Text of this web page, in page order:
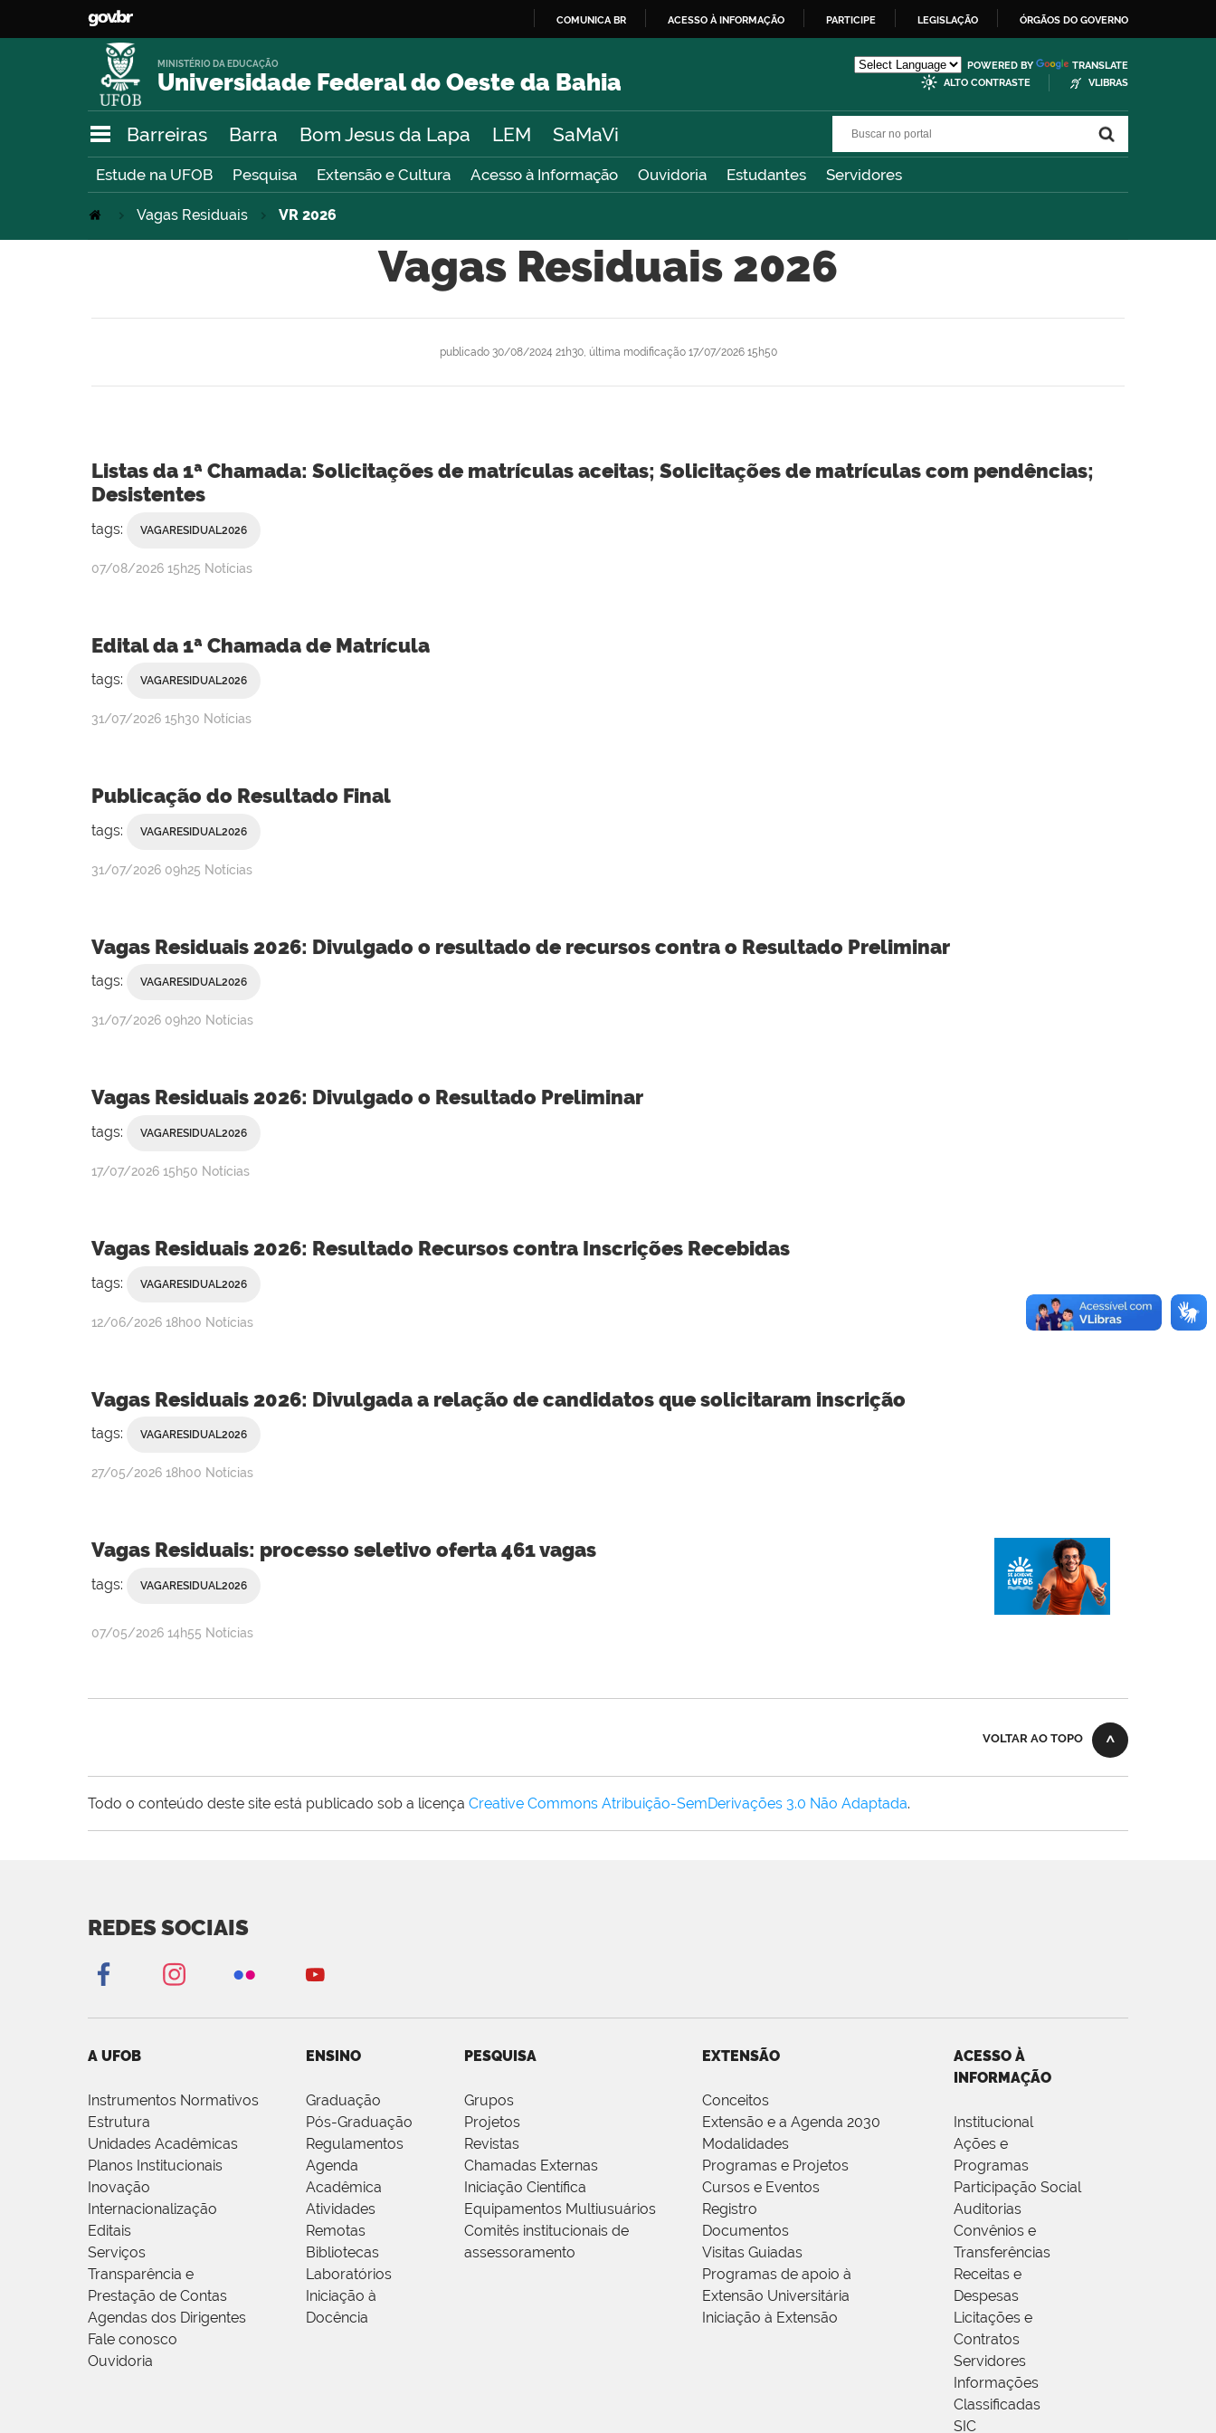
O
COMUNICA BR ACESSO À INFORMAÇÃO PARTICIPE LEGISLAÇÃO ÓRGÃOS DO GOVERNO
Universidade Federal do Oeste da Bahia
MINISTÉRIO DA EDUCAÇÃO POWERED BY
TRANSLATE
ALTO CONTRASTE
VLIBRAS
Barreiras Barra Bom Jesus da Lapa LEM SaMaVi
Estude na UFOB Pesquisa Extensão e Cultura Acesso à Informação Ouvidoria Estudantes Servidores
Vagas Residuais VR 2026
Vagas Residuais 2026
publicado30/08/2024 21h30, última modificação17/07/2026 15h50
Listas da 1ª Chamada: Solicitações de matrículas aceitas; Solicitações de matrículas com pendências;
Desistentes
tags: VAGARESIDUAL2026
publicado
07/08/2026 15h25 Notícias
Edital da 1ª Chamada de Matrícula
tags: VAGARESIDUAL2026
publicado
31/07/2026 15h30 Notícias
Publicação do Resultado Final
tags: VAGARESIDUAL2026
publicado
31/07/2026 09h25 Notícias
Vagas Residuais 2026: Divulgado o resultado de recursos contra o Resultado Preliminar
tags: VAGARESIDUAL2026
publicado
31/07/2026 09h20 Notícias
Vagas Residuais 2026: Divulgado o Resultado Preliminar
tags: VAGARESIDUAL2026
publicado
17/07/2026 15h50 Notícias
Vagas Residuais 2026: Resultado Recursos contra Inscrições Recebidas
tags: VAGARESIDUAL2026
publicado
12/06/2026 18h00 Notícias
Vagas Residuais 2026: Divulgada a relação de candidatos que solicitaram inscrição
tags: VAGARESIDUAL2026
publicado
27/05/2026 18h00 Notícias
Vagas Residuais: processo seletivo oferta 461 vagas
tags: VAGARESIDUAL2026
publicado
07/05/2026 14h55 Notícias
VOLTAR AO TOPO
Todo o conteúdo deste site está publicado sob a licença Creative Commons Atribuição-SemDerivações 3.0 Não Adaptada.
REDES SOCIAIS
A UFOB
Instrumentos Normativos
Estrutura
Unidades Acadêmicas
Planos Institucionais
Inovação
Internacionalização
Editais
Serviços
Transparência e
Prestação de Contas
Agendas dos Dirigentes
Fale conosco
Ouvidoria
ENSINO
Graduação
Pós-Graduação
Regulamentos
Agenda
Acadêmica
Atividades
Remotas
Bibliotecas
Laboratórios
Iniciação à
Docência
PESQUISA
Grupos
Projetos
Revistas
Chamadas Externas
Iniciação Científica
Equipamentos Multiusuários
Comitês institucionais de
assessoramento
EXTENSÃO
Conceitos
Extensão e a Agenda 2030
Modalidades
Programas e Projetos
Cursos e Eventos
Registro
Documentos
Visitas Guiadas
Programas de apoio à
Extensão Universitária
Iniciação à Extensão
ACESSO À
INFORMAÇÃO
Institucional
Ações e
Programas
Participação Social
Auditorias
Convênios e
Transferências
Receitas e
Despesas
Licitações e
Contratos
Servidores
Informações
Classificadas
SIC